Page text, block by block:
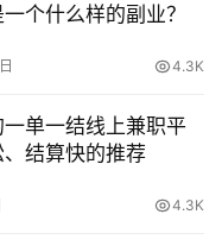
个什么样的副业？
4.3K
单一结线上兼职平
结算快的推荐
4.3K